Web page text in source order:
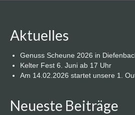
Aktuelles
Genuss Scheune 2026 in
Kelter Fest 6. Juni ab 17 Uhr
Am 14.02.2026 startet unsere 1.
Neueste Beiträge